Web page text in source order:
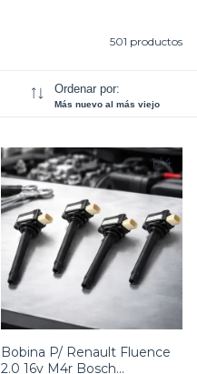
501 productos
Ordenar por:
Más nuevo al más viejo
1/4
Bobina P/ Renault Fluence
2.0 16v M4r Bosch